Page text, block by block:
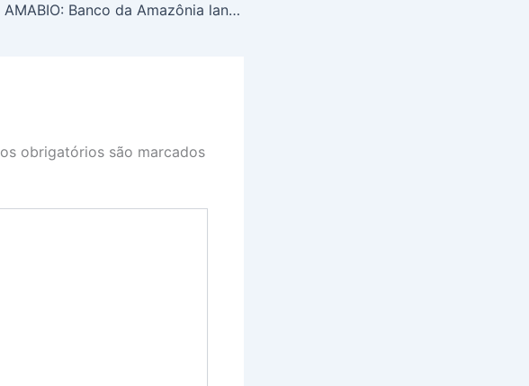
AMABIO: Banco da Amazônia lança edital de R$ 4 milhões para impulsionar bioeconomia na Região Amazônica
obrigatórios são marcados